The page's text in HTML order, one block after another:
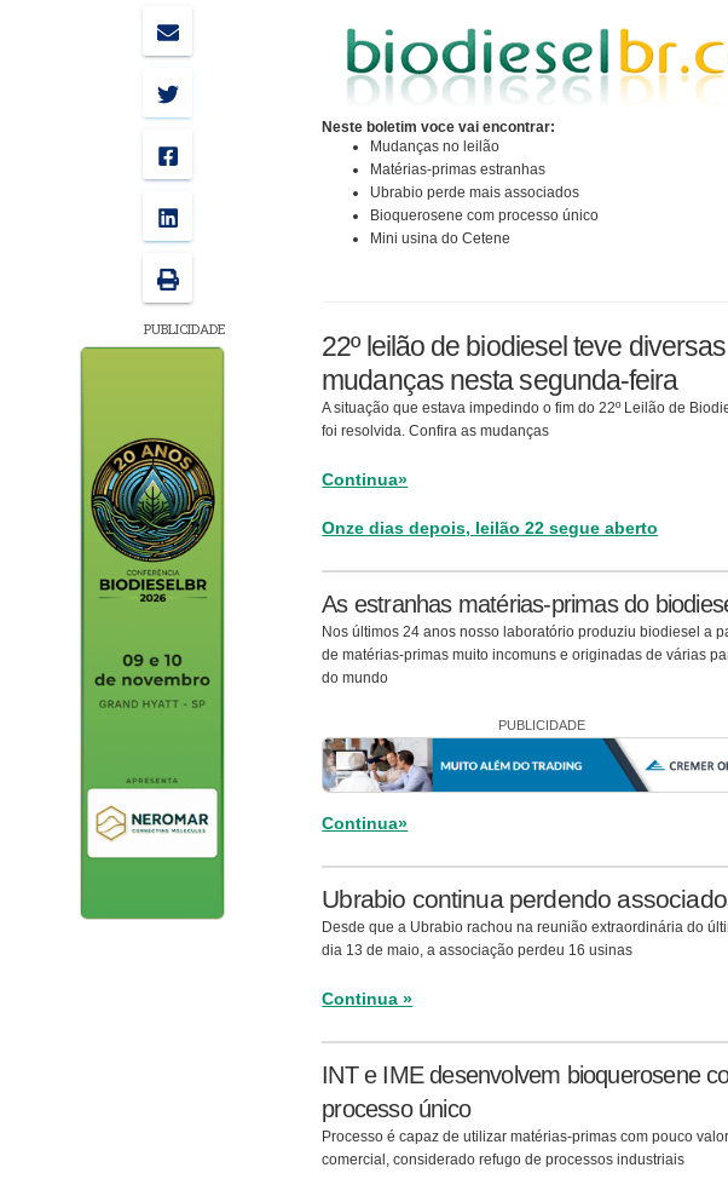
PUBLICIDADE
Neste boletim voce vai encontrar:
Mudanças no leilão
Matérias-primas estranhas
Ubrabio perde mais associados
Bioquerosene com processo único
Mini usina do Cetene
22º leilão de biodiesel teve diversas
mudanças nesta segunda-feira
A situação que estava impedindo o fim do 22º Leilão de
foi resolvida. Confira as mudanças
Continua»
Onze dias depois, leilão 22 segue aberto
As estranhas matérias-primas do
Nos últimos 24 anos nosso laboratório produziu biodiesel a
de matérias-primas muito incomuns e originadas de várias
do mundo
PUBLICIDADE
Continua»
Ubrabio continua perdendo
Desde que a Ubrabio rachou na reunião extraordinária do
dia 13 de maio, a associação perdeu 16 usinas
Continua »
INT e IME desenvolvem bioquerosene
processo único
Processo é capaz de utilizar matérias-primas com pouco valor
comercial, considerado refugo de processos industriais